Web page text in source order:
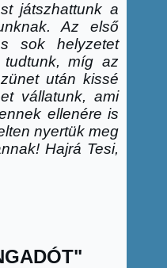
játszhattunk a
Az első
sok helyzetet
míg az
után kissé
vállatunk, ami
ellenére is
nyertük meg
Hajrá Tesi,